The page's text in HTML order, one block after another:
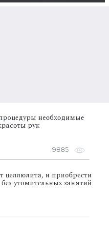
необходимые
рук
9885
целлюлита, и приобрести
утомительных занятий